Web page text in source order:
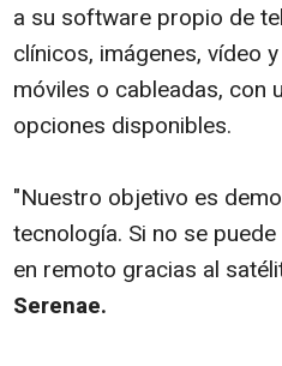
a su software propio de
clínicos, imágenes, vídeo
móviles o cableadas, con
opciones disponibles.
"Nuestro objetivo es
tecnología. Si no se
en remoto gracias al
Serenae.